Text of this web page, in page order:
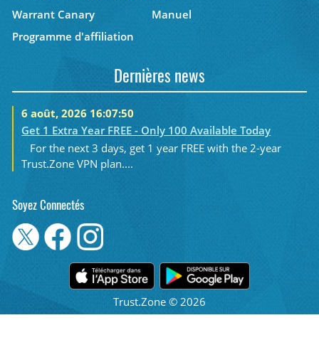
Warrant Canary
Manuel
Programme d'affiliation
Dernières news
6 août, 2026 16:07:50
Get 1 Extra Year FREE - Only 100 Available Today
For the next 3 days, get 1 year FREE with the 2-year
Trust.Zone VPN plan....
Soyez Connectés
Trust.Zone © 2026